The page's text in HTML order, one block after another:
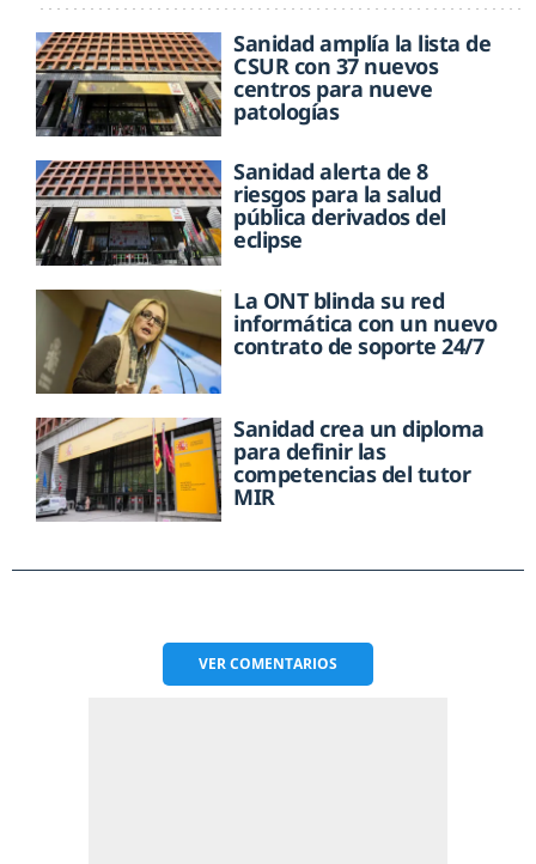
Sanidad amplía la lista de
CSUR con 37 nuevos
centros para nueve
patologías
Sanidad alerta de 8
riesgos para la salud
pública derivados del
eclipse
La ONT blinda su red
informática con un nuevo
contrato de soporte 24/7
Sanidad crea un diploma
para definir las
competencias del tutor
MIR
VERCOMENTARIOS